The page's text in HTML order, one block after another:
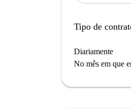
Tipo de
Diariamente
No mês em que